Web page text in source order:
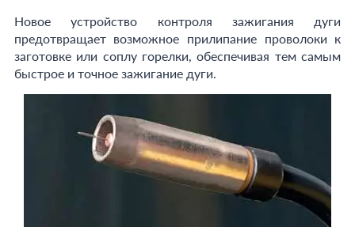
Новое устройство контроля зажигания дуги
предотвращает возможное прилипание проволоки к
заготовке или соплу горелки, обеспечивая тем самым
быстрое и точное зажигание дуги.